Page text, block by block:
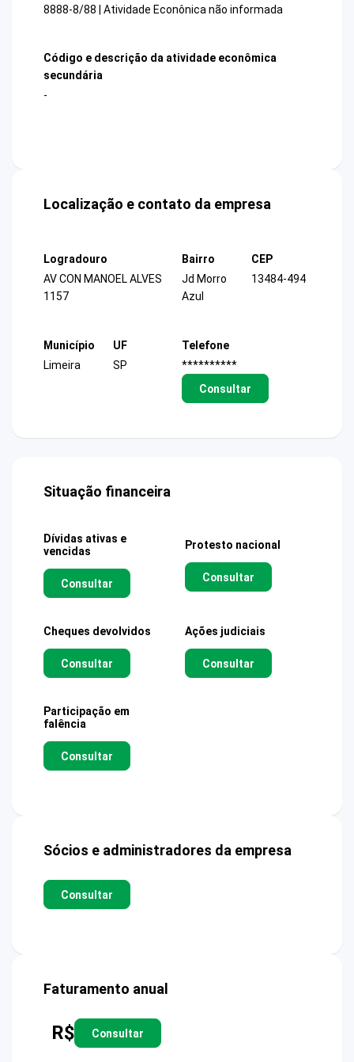
8888-8/88 | Atividade Econônica não informada
Código e descrição da atividade econômica
secundária
-
Localização e contato da empresa
Logradouro
AV CON MANOEL ALVES
1157
Bairro
Jd Morro
Azul
CEP
13484-494
Município
Limeira
UF
SP
Telefone
**********
Consultar
Situação financeira
Dívidas ativas e
vencidas
Consultar
Protesto nacional
Consultar
Cheques devolvidos
Consultar
Ações judiciais
Consultar
Participação em
falência
Consultar
Sócios e administradores da empresa
Consultar
Faturamento anual
R$ Consultar